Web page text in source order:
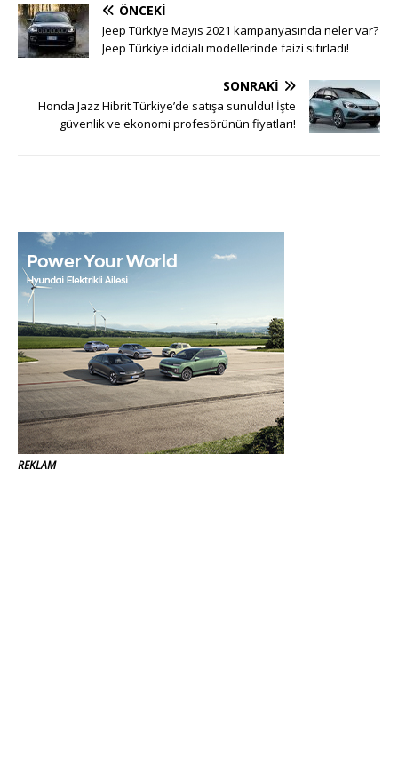
ÖNCEKI
Jeep Türkiye Mayıs 2021 kampanyasında neler var?
Jeep Türkiye iddialı modellerinde faizi sıfırladı!
SONRAKI
Honda Jazz Hibrit Türkiye’de satışa sunuldu! İşte
güvenlik ve ekonomi profesörünün fiyatları!
REKLAM